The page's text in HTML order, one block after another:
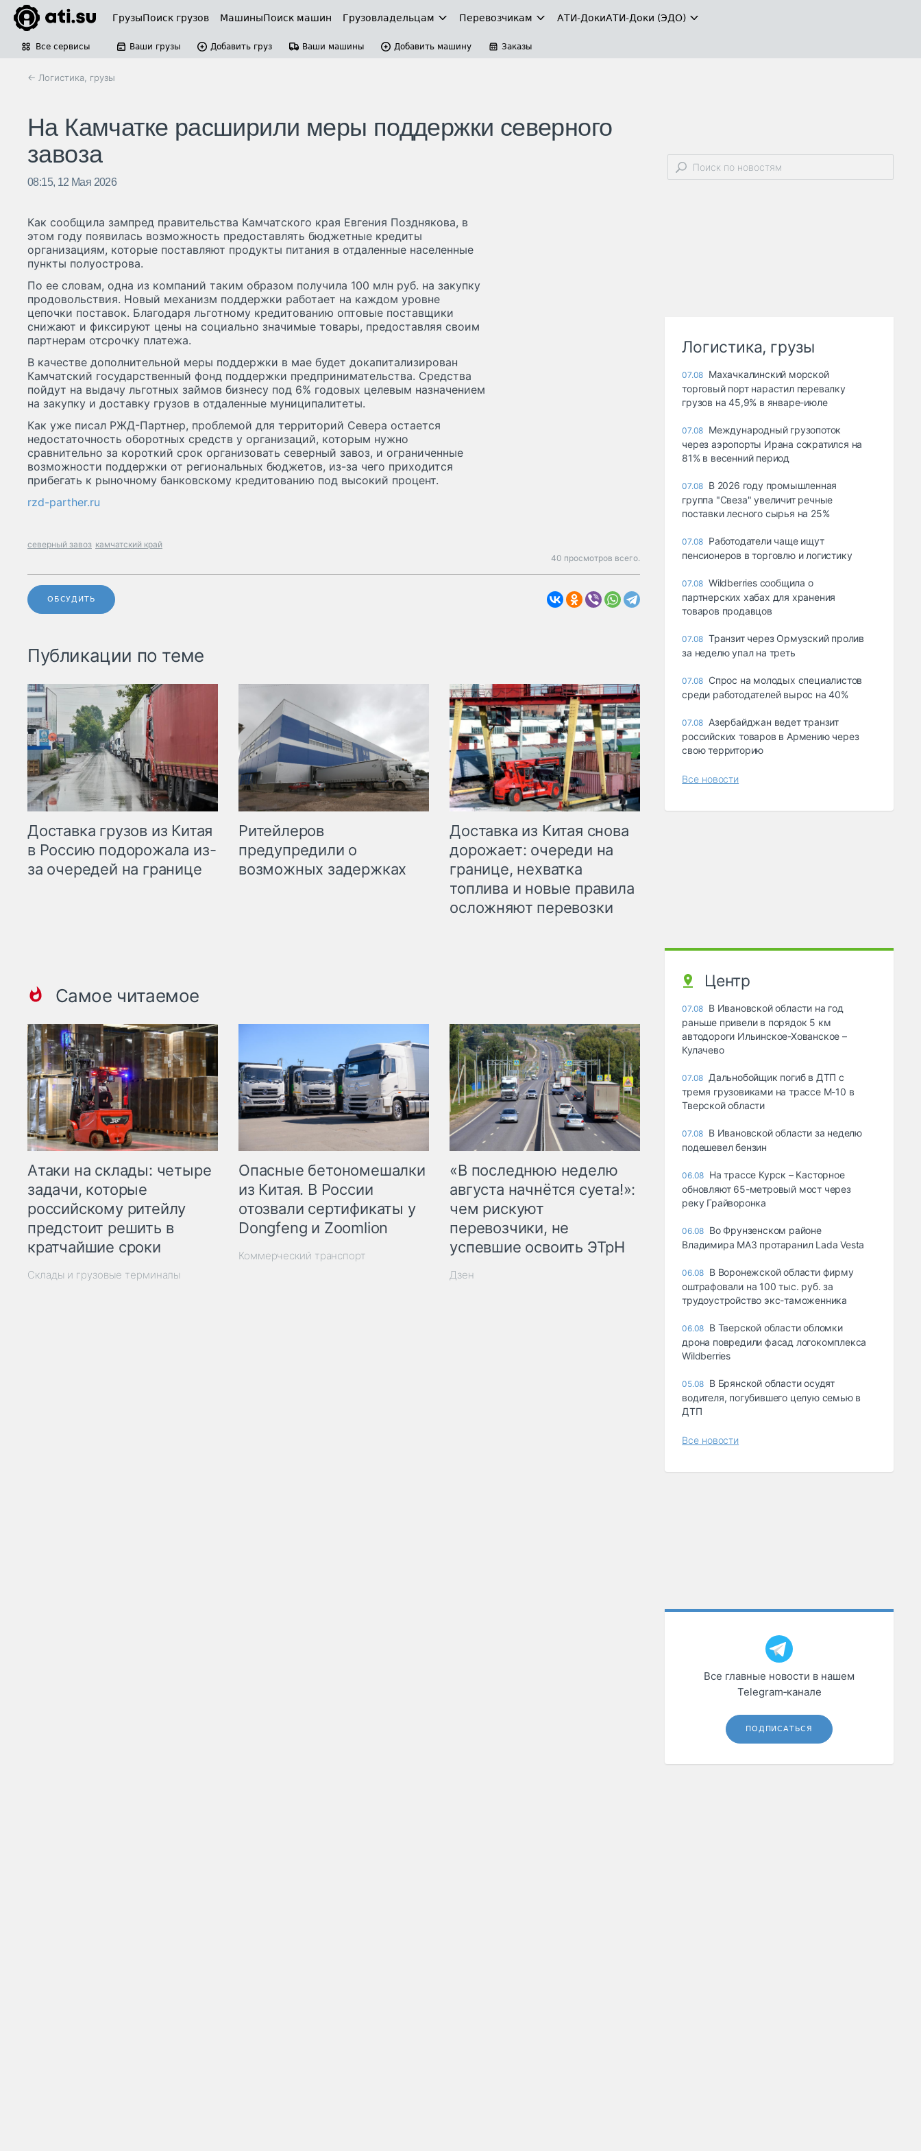
ГрузыПоиск грузов МашиныПоиск машин Грузовладельцам Перевозчикам АТИ-ДокиАТИ-Доки (ЭДО)
Все сервисы Ваши грузы Добавить груз Ваши машины Добавить машину Заказы
← Логистика, грузы
На Камчатке расширили меры поддержки северного
завоза
08:15, 12 Мая 2026
Как сообщила зампред правительства Камчатского края Евгения Позднякова, в
этом году появилась возможность предоставлять бюджетные кредиты
организациям, которые поставляют продукты питания в отдаленные населенные
пункты полуострова.
По ее словам, одна из компаний таким образом получила 100 млн руб. на закупку
продовольствия. Новый механизм поддержки работает на каждом уровне
цепочки поставок. Благодаря льготному кредитованию оптовые поставщики
снижают и фиксируют цены на социально значимые товары, предоставляя своим
партнерам отсрочку платежа.
В качестве дополнительной меры поддержки в мае будет докапитализирован
Камчатский государственный фонд поддержки предпринимательства. Средства
пойдут на выдачу льготных займов бизнесу под 6% годовых целевым назначением
на закупку и доставку грузов в отдаленные муниципалитеты.
Как уже писал РЖД-Партнер, проблемой для территорий Севера остается
недостаточность оборотных средств у организаций, которым нужно
сравнительно за короткий срок организовать северный завоз, и ограниченные
возможности поддержки от региональных бюджетов, из-за чего приходится
прибегать к рыночному банковскому кредитованию под высокий процент.
rzd-parther.ru
северный завоз камчатский край
40 просмотров всего.
ОБСУДИТЬ
Публикации по теме
Доставка грузов из Китая
в Россию подорожала из-
за очередей на границе
Ритейлеров
предупредили о
возможных задержках
Доставка из Китая снова
дорожает: очереди на
границе, нехватка
топлива и новые правила
осложняют перевозки
Самое читаемое
Атаки на склады: четыре
задачи, которые
российскому ритейлу
предстоит решить в
кратчайшие сроки
Склады и грузовые терминалы
Опасные бетономешалки
из Китая. В России
отозвали сертификаты у
Dongfeng и Zoomlion
Коммерческий транспорт
«В последнюю неделю
августа начнётся суета!»:
чем рискуют
перевозчики, не
успевшие освоить ЭТрН
Дзен
Логистика, грузы
07.08 Махачкалинский морской
торговый порт нарастил перевалку
грузов на 45,9% в январе-июле
07.08 Международный грузопоток
через аэропорты Ирана сократился на
81% в весенний период
07.08 В 2026 году промышленная
группа "Свеза" увеличит речные
поставки лесного сырья на 25%
07.08 Работодатели чаще ищут
пенсионеров в торговлю и логистику
07.08 Wildberries сообщила о
партнерских хабах для хранения
товаров продавцов
07.08 Транзит через Ормузский пролив
за неделю упал на треть
07.08 Спрос на молодых специалистов
среди работодателей вырос на 40%
07.08 Азербайджан ведет транзит
российских товаров в Армению через
свою территорию
Все новости
Центр
07.08 В Ивановской области на год
раньше привели в порядок 5 км
автодороги Ильинское-Хованское –
Кулачево
07.08 Дальнобойщик погиб в ДТП с
тремя грузовиками на трассе М-10 в
Тверской области
07.08 В Ивановской области за неделю
подешевел бензин
06.08 На трассе Курск – Касторное
обновляют 65-метровый мост через
реку Грайворонка
06.08 Во Фрунзенском районе
Владимира МАЗ протаранил Lada Vesta
06.08 В Воронежской области фирму
оштрафовали на 100 тыс. руб. за
трудоустройство экс-таможенника
06.08 В Тверской области обломки
дрона повредили фасад логокомплекса
Wildberries
05.08 В Брянской области осудят
водителя, погубившего целую семью в
ДТП
Все новости
Все главные новости в нашем
Telegram‑канале
ПОДПИСАТЬСЯ